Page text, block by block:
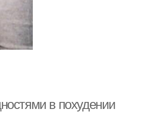
в похудении